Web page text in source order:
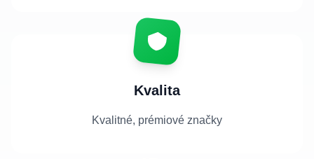
Kvalita
Kvalitné, prémiové značky